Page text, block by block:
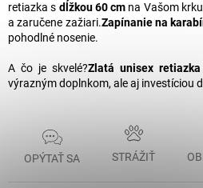
retiazka s dĺžkou 60 cm na Vašom
a zaručene zažiari.Zapínanie na
pohodlné nosenie.
A čo je skvelé?Zlatá unisex
výrazným doplnkom, ale aj investíciou
OPÝTAŤ SA STRÁŽIŤ